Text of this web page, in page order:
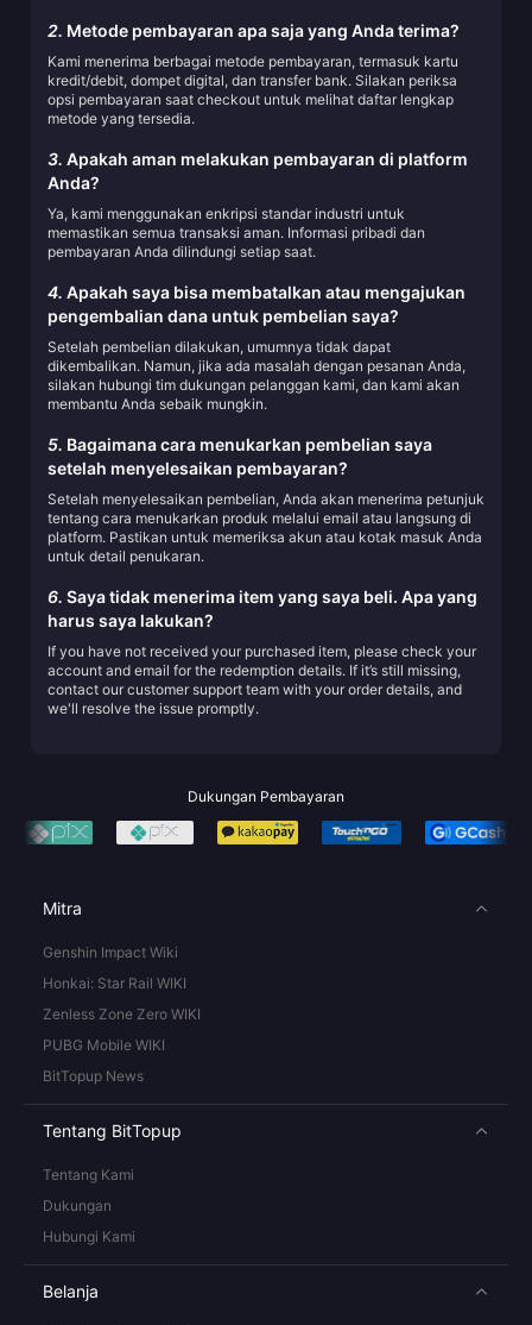
2. Metode pembayaran apa saja yang Anda terima?
Kami menerima berbagai metode pembayaran, termasuk kartu
kredit/debit, dompet digital, dan transfer bank. Silakan periksa
opsi pembayaran saat checkout untuk melihat daftar lengkap
metode yang tersedia.
3. Apakah aman melakukan pembayaran di platform
Anda?
Ya, kami menggunakan enkripsi standar industri untuk
memastikan semua transaksi aman. Informasi pribadi dan
pembayaran Anda dilindungi setiap saat.
4. Apakah saya bisa membatalkan atau mengajukan
pengembalian dana untuk pembelian saya?
Setelah pembelian dilakukan, umumnya tidak dapat
dikembalikan. Namun, jika ada masalah dengan pesanan Anda,
silakan hubungi tim dukungan pelanggan kami, dan kami akan
membantu Anda sebaik mungkin.
5. Bagaimana cara menukarkan pembelian saya
setelah menyelesaikan pembayaran?
Setelah menyelesaikan pembelian, Anda akan menerima petunjuk
tentang cara menukarkan produk melalui email atau langsung di
platform. Pastikan untuk memeriksa akun atau kotak masuk Anda
untuk detail penukaran.
6. Saya tidak menerima item yang saya beli. Apa yang
harus saya lakukan?
If you have not received your purchased item, please check your
account and email for the redemption details. If it’s still missing,
contact our customer support team with your order details, and
we'll resolve the issue promptly.
Dukungan Pembayaran
Mitra
Genshin Impact Wiki
Honkai: Star Rail WIKI
Zenless Zone Zero WIKI
PUBG Mobile WIKI
BitTopup News
Tentang BitTopup
Tentang Kami
Dukungan
Hubungi Kami
Belanja